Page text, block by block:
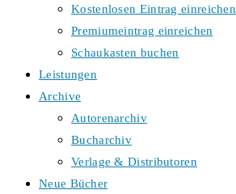
Kostenlosen Eintrag einreichen
Premiumeintrag einreichen
Schaukasten buchen
Leistungen
Archive
Autorenarchiv
Bucharchiv
Verlage & Distributoren
Neue Bücher